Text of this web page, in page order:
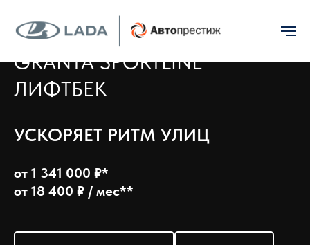
GRANTA SPORTLINE
ЛИФТБЕК
УСКОРЯЕТ РИТМ УЛИЦ
от 1 341 000 ₽*
от 18 400 ₽ / мес**